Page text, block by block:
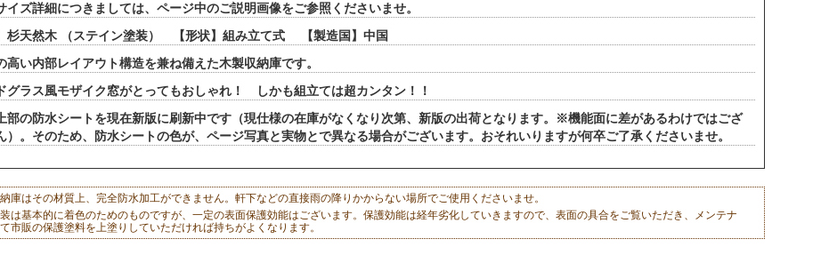
詳細につきましては、ページ中のご説明画像をご参照くださいませ。
】杉天然木 （ステイン塗装） 【形状】組み立て式 【製造国】中国
高い内部レイアウト構造を兼ね備えた木製収納庫です。
グラス風モザイク窓がとってもおしゃれ！ しかも組立ては超カンタン！！
部の防水シートを現在新版に刷新中です（現仕様の在庫がなくなり次第、新版の出荷となります。※機能面に差があるわけではござ
）。そのため、防水シートの色が、ページ写真と実物とで異なる場合がございます。おそれいりますが何卒ご了承くださいませ。
庫はその材質上、完全防水加工ができません。軒下などの直接雨の降りかからない場所でご使用くださいませ。
は基本的に着色のためのものですが、一定の表面保護効能はございます。保護効能は経年劣化していきますので、表面の具合をご覧いただき、メンテナ
市販の保護塗料を上塗りしていただければ持ちがよくなります。